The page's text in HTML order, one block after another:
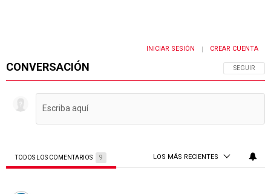
CONVERSACIÓN SIGA ESTA
SEGUIR
INICIAR SESIÓN | CREAR CUENTA
TODOS LOS COMENTARIOS 9 LOS MÁS RECIENTES
Comentario de Oso JFer Pity.